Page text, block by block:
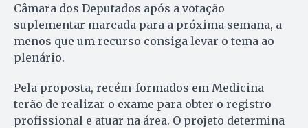
Câmara dos Deputados após a votação
suplementar marcada para a próxima semana, a
menos que um recurso consiga levar o tema ao
plenário.
Pela proposta, recém-formados em Medicina
terão de realizar o exame para obter o registro
profissional e atuar na área. O projeto determina